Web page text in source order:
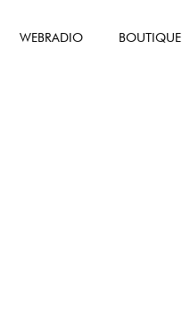
WEBRADIO BOUTIQUE